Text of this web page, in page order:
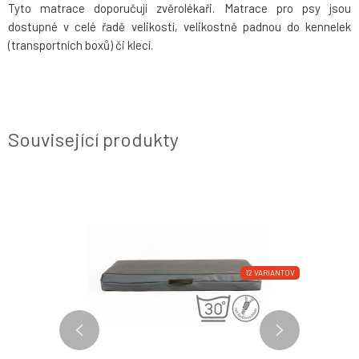
Tyto matrace doporučují zvěrolékaři. Matrace pro psy jsou
dostupné v celé řadě velikostí, velikostně padnou do kennelek
(transportních boxů) či klecí.
Související produkty
12 VARIANTOV